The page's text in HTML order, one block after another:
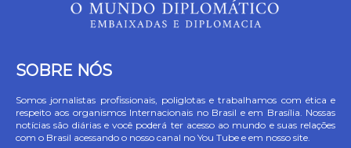
SOBRE NÓS
Somos jornalistas profissionais, poliglotas e trabalhamos com ética e
respeito aos organismos Internacionais no Brasil e em Brasília. Nossas
notícias são diárias e você poderá ter acesso ao mundo e suas relações
com o Brasil acessando o nosso canal no You Tube e em nosso site.